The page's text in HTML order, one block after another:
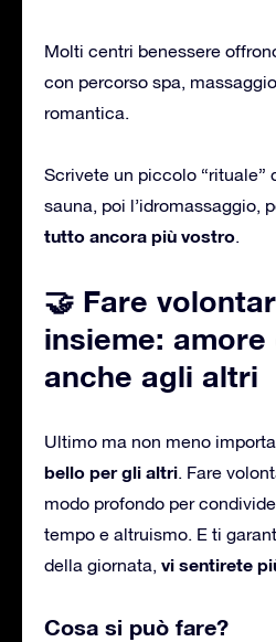
Molti centri benessere
con percorso spa,
romantica.
Scrivete un piccolo “rituale”
sauna, poi l’idromassaggio,
tutto ancora più vostro.
🤝 Fare
insieme:
anche agli altri
Ultimo ma non meno
bello per gli altri. Fare
modo profondo per
tempo e altruismo. E ti
della giornata, vi sentirete
Cosa si può fare?